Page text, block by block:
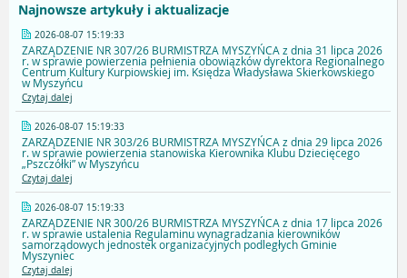
Najnowsze artykuły i aktualizacje
2026-08-07 15:19:33
ZARZĄDZENIE NR 307/26 BURMISTRZA MYSZYŃCA z dnia 31 lipca 2026
r. w sprawie powierzenia pełnienia obowiązków dyrektora Regionalnego
Centrum Kultury Kurpiowskiej im. Księdza Władysława Skierkowskiego
w Myszyńcu
Czytaj dalej
2026-08-07 15:19:33
ZARZĄDZENIE NR 303/26 BURMISTRZA MYSZYŃCA z dnia 29 lipca 2026
r. w sprawie powierzenia stanowiska Kierownika Klubu Dziecięcego
„Pszczółki” w Myszyńcu
Czytaj dalej
2026-08-07 15:19:33
ZARZĄDZENIE NR 300/26 BURMISTRZA MYSZYŃCA z dnia 17 lipca 2026
r. w sprawie ustalenia Regulaminu wynagradzania kierowników
samorządowych jednostek organizacyjnych podległych Gminie
Myszyniec
Czytaj dalej